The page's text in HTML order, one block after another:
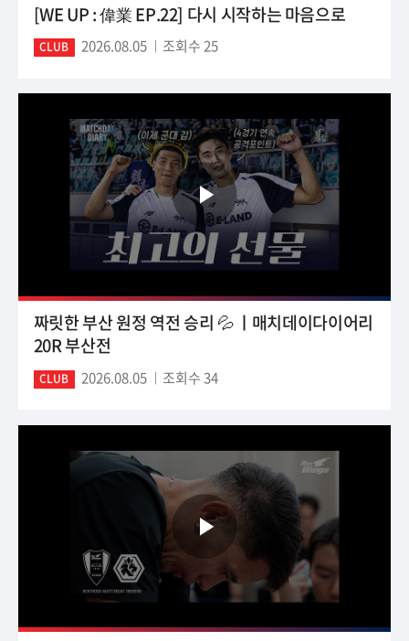
[WE UP : 偉業 EP.22] 다시 시작하는 마음으로
CLUB 2026.08.05 조회수 25
짜릿한 부산 원정 역전 승리 💦 ㅣ매치데이다이어리
20R 부산전
CLUB 2026.08.05 조회수 34